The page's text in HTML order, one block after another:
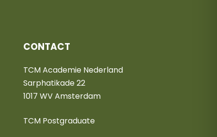
CONTACT
TCM Academie Nederland
Sarphatikade 22
1017 WV Amsterdam
TCM Postgraduate